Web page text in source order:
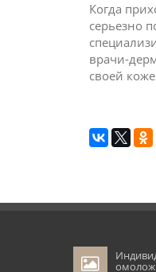
Когда
серьезно
врачи-
своей